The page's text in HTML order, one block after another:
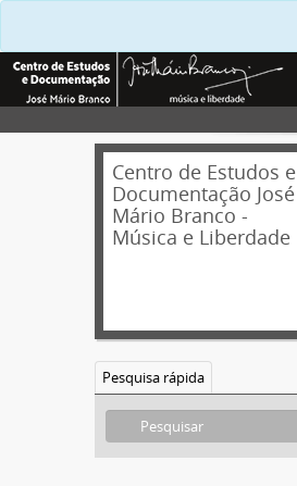
Centro de Estudos e
Documentação José
Mário Branco -
Música e Liberdade
Pesquisa rápida